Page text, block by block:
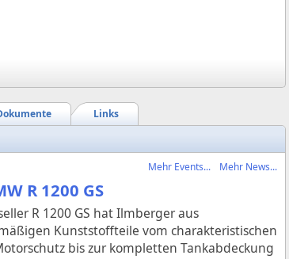
Links
Mehr Events...
Mehr News...
R 1200 GS
R 1200 GS hat Ilmberger aus
Kunststoffteile vom charakteristischen
bis zur kompletten Tankabdeckung